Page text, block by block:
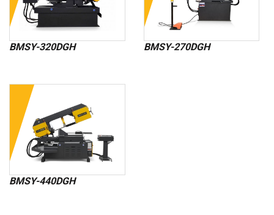
BMSY-320DGH BMSY-270DGH
BMSY-440DGH